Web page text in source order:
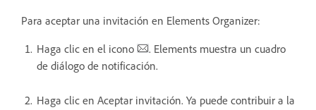
Para aceptar una invitación en Elements Organizer:
Haga clic en el icono
. Elements muestra un cuadro
de diálogo de notificación.
Haga clic en Aceptar invitación. Ya puede contribuir a la